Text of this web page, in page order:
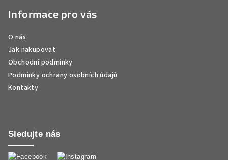
Informace pro vás
O nás
Jak nakupovat
Obchodní podmínky
Podmínky ochrany osobních údajů
Kontakty
Sledujte nás